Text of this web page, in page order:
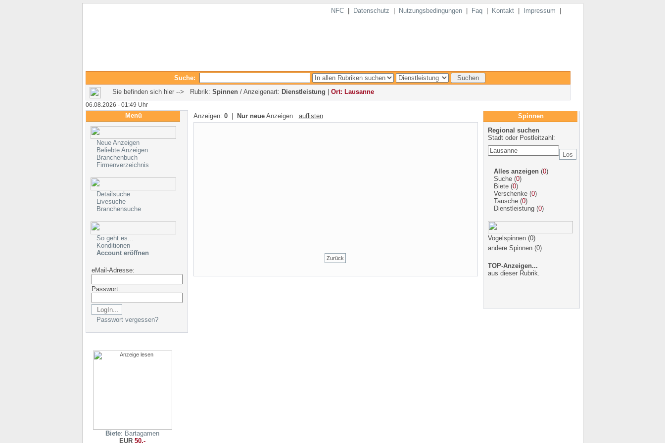
NFC| Datenschutz Nutzungsbedingungen| Faq| Kontakt| Impressum
Suche:
Sie befinden sich hier --> Rubrik: Spinnen/ Anzeigenart: Dienstleistung Ort: Lausanne
06.08.2026 - 01:49 Uhr
Menü
Neue Anzeigen
Beliebte Anzeigen
Branchenbuch
Firmenverzeichnis
Detailsuche
Livesuche
Branchensuche
So geht es...
Konditionen
Account eröffnen
eMail-Adresse:
Passwort:
Passwort vergessen?
Biete: Bartagamen
EUR 50,-
Anzeigen: 0| Nur neueAnzeigen auflisten
Zurück
Spinnen
Regional suchen
Stadt oder Postleitzahl:
Alles anzeigen(0)
Suche(0)
Biete(0)
Verschenke(0)
Tausche(0)
Dienstleistung(0)
Vogelspinnen(0)
andere Spinnen(0)
TOP-Anzeigen...
aus dieser Rubrik.